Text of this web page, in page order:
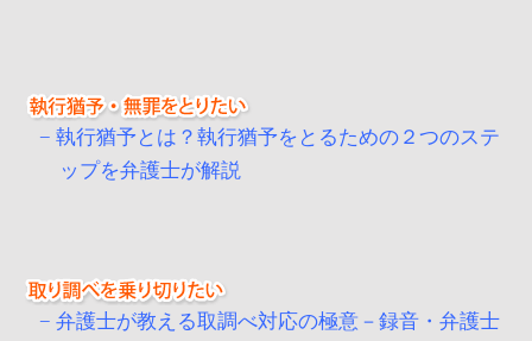
執行猶予とは？執行猶予をとるための２つのステ
ップを弁護士が解説
弁護士が教える取調べ対応の極意－録音・弁護士